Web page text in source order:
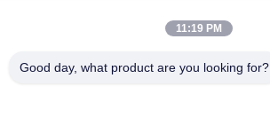
11:19 PM
Good day, what product are you looking for?